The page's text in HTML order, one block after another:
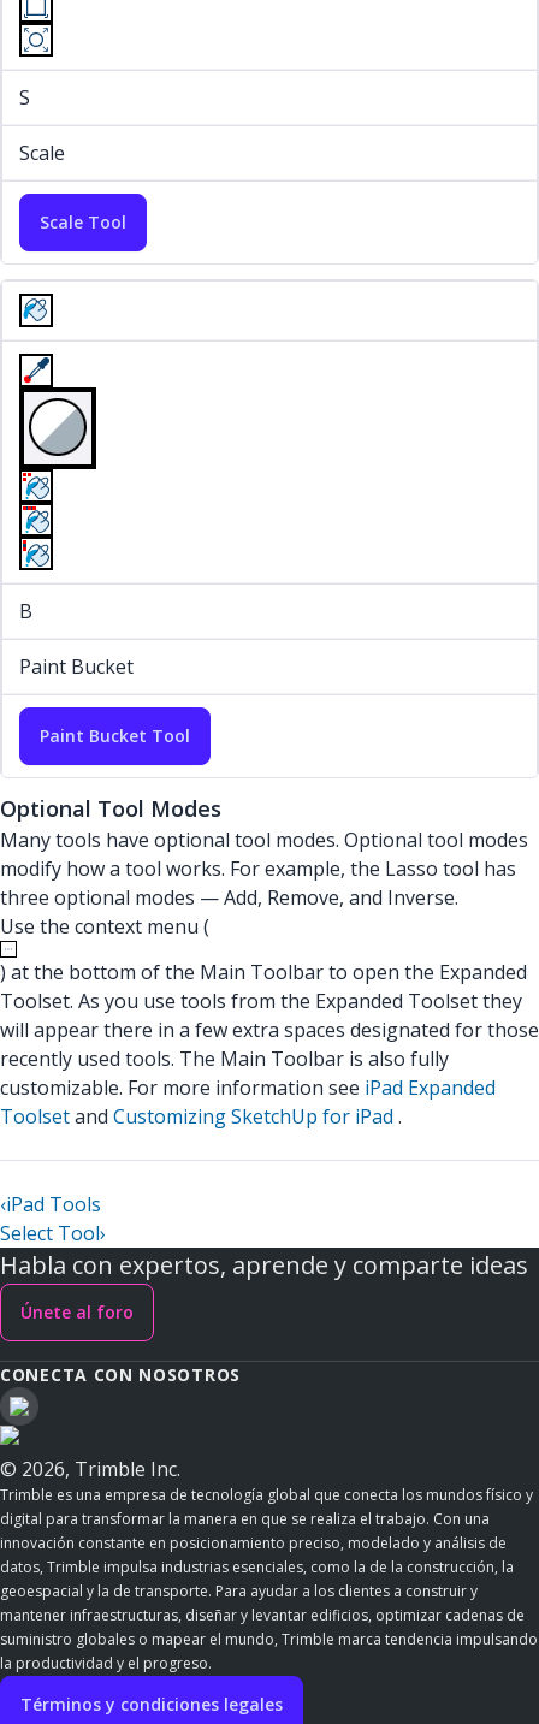
S
Scale
Scale Tool
B
Paint Bucket
Paint Bucket Tool
Optional Tool Modes
Many tools have optional tool modes. Optional tool modes
modify how a tool works. For example, the Lasso tool has
three optional modes — Add, Remove, and Inverse.
Use the context menu (
) at the bottom of the Main Toolbar to open the Expanded
Toolset. As you use tools from the Expanded Toolset they
will appear there in a few extra spaces designated for those
recently used tools. The Main Toolbar is also fully
customizable. For more information see iPad Expanded
Toolsetand Customizing SketchUp for iPad .
‹iPad Tools
Select Tool›
Habla con expertos, aprende y comparte ideas
Únete al foro
CONECTA CON NOSOTROS
© 2026, Trimble Inc.
Trimble es una empresa de tecnología global que conecta los mundos físico y
digital para transformar la manera en que se realiza el trabajo. Con una
innovación constante en posicionamiento preciso, modelado y análisis de
datos, Trimble impulsa industrias esenciales, como la de la construcción, la
geoespacial y la de transporte. Para ayudar a los clientes a construir y
mantener infraestructuras, diseñar y levantar edificios, optimizar cadenas de
suministro globales o mapear el mundo, Trimble marca tendencia impulsando
la productividad y el progreso.
Términos y condiciones legales